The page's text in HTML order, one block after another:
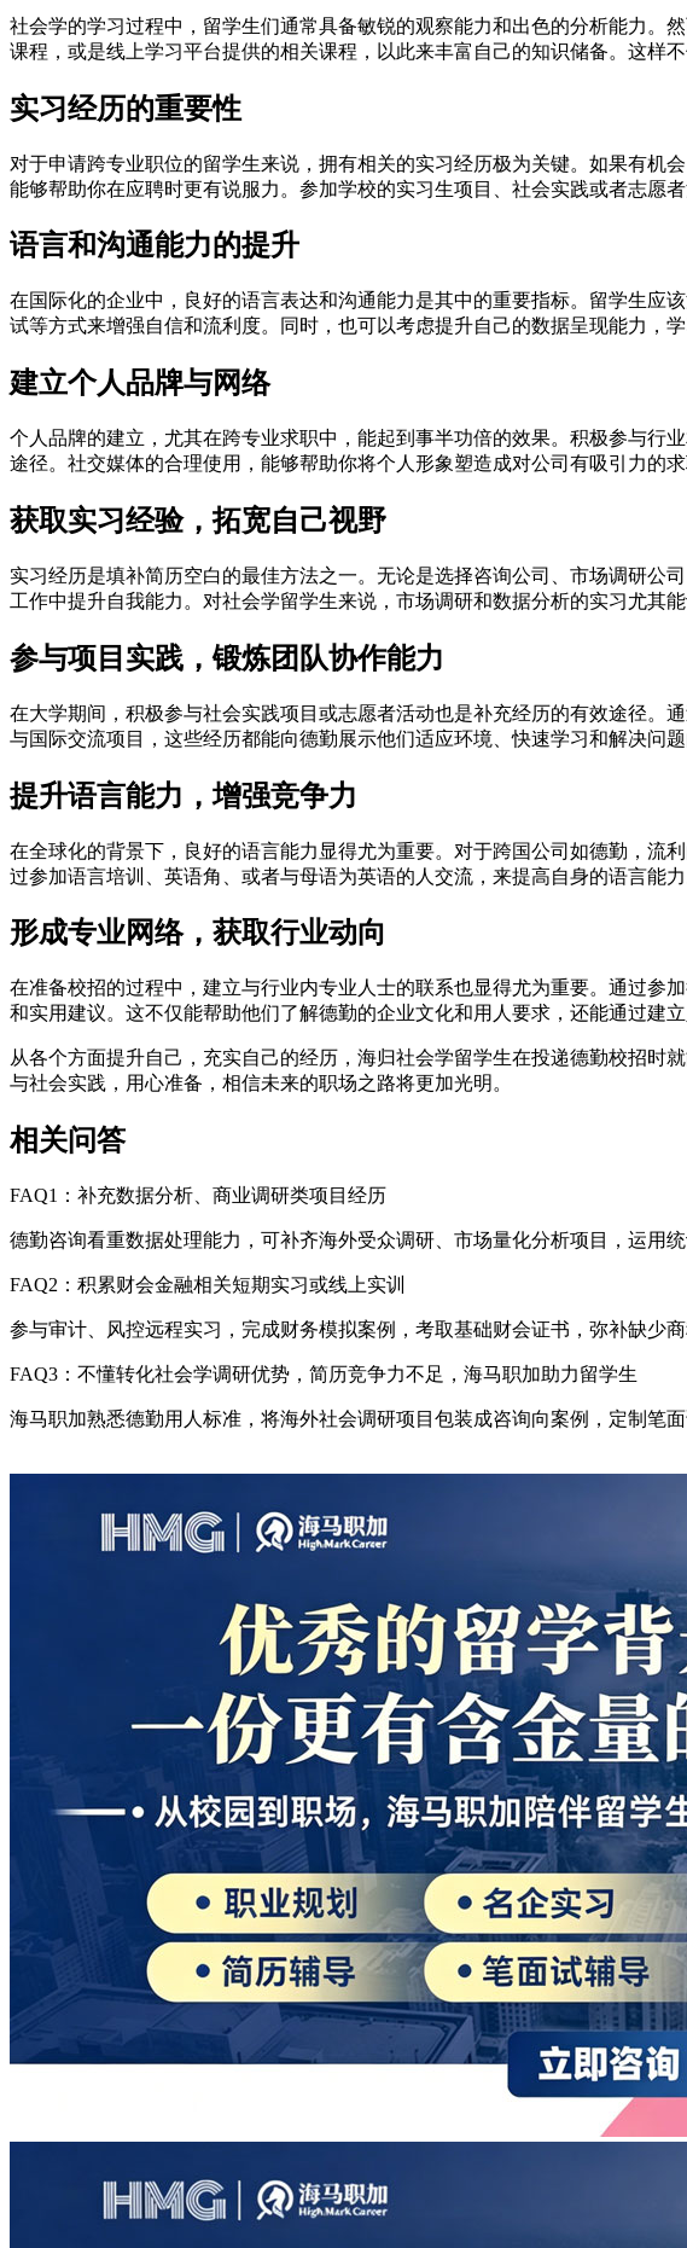
社会学的学习过程中，留学生们通常具备敏锐的观察能力和出色的分析能力。
课程，或是线上学习平台提供的相关课程，以此来丰富自己的知识储备。这样
实习经历的重要性
对于申请跨专业职位的留学生来说，拥有相关的实习经历极为关键。如果有机
能够帮助你在应聘时更有说服力。参加学校的实习生项目、社会实践或者志愿
语言和沟通能力的提升
在国际化的企业中，良好的语言表达和沟通能力是其中的重要指标。留学生应
试等方式来增强自信和流利度。同时，也可以考虑提升自己的数据呈现能力，
建立个人品牌与网络
个人品牌的建立，尤其在跨专业求职中，能起到事半功倍的效果。积极参与行
途径。社交媒体的合理使用，能够帮助你将个人形象塑造成对公司有吸引力的求
获取实习经验，拓宽自己视野
实习经历是填补简历空白的最佳方法之一。无论是选择咨询公司、市场调研公
工作中提升自我能力。对社会学留学生来说，市场调研和数据分析的实习尤其
参与项目实践，锻炼团队协作能力
在大学期间，积极参与社会实践项目或志愿者活动也是补充经历的有效途径。
与国际交流项目，这些经历都能向德勤展示他们适应环境、快速学习和解决问
提升语言能力，增强竞争力
在全球化的背景下，良好的语言能力显得尤为重要。对于跨国公司如德勤，流
过参加语言培训、英语角、或者与母语为英语的人交流，来提高自身的语言能
形成专业网络，获取行业动向
在准备校招的过程中，建立与行业内专业人士的联系也显得尤为重要。通过参
和实用建议。这不仅能帮助他们了解德勤的企业文化和用人要求，还能通过建
从各个方面提升自己，充实自己的经历，海归社会学留学生在投递德勤校招
与社会实践，用心准备，相信未来的职场之路将更加光明。
相关问答
FAQ1：补充数据分析、商业调研类项目经历
德勤咨询看重数据处理能力，可补齐海外受众调研、市场量化分析项目，运用
FAQ2：积累财会金融相关短期实习或线上实训
参与审计、风控远程实习，完成财务模拟案例，考取基础财会证书，弥补缺少
FAQ3：不懂转化社会学调研优势，简历竞争力不足，海马职加助力留学生
海马职加熟悉德勤用人标准，将海外社会调研项目包装成咨询向案例，定制笔